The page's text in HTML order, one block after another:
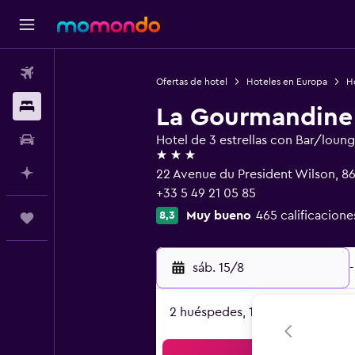
Ofertas de hotel Hoteles en Europa
La Gourmandine
Hotel de 3 estrellas con Bar/
3 estrellas
22 Avenue du President Wilson,
+33 5 49 21 05 85
8,3 Muy bueno 465
sáb. 15/8 -
2 huéspedes, 1 habitación